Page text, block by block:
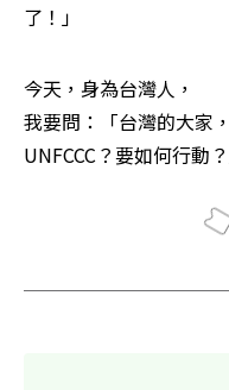
了！」
今天，身為台灣人，
我要問：「台灣的大家
UNFCCC？要如何行動？